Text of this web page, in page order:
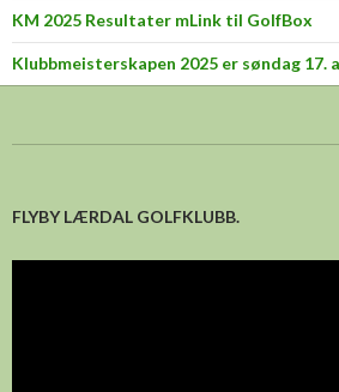
KM 2025 Resultater mLink til GolfBox
Klubbmeisterskapen 2025 er søndag 17.
FLYBY LÆRDAL GOLFKLUBB.